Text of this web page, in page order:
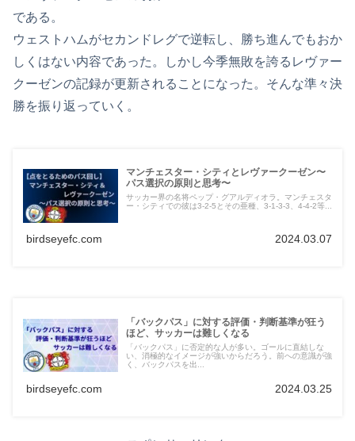
である。
ウェストハムがセカンドレグで逆転し、勝ち進んでもおか
しくはない内容であった。しかし今季無敗を誇るレヴァー
クーゼンの記録が更新されることになった。そんな準々決
勝を振り返っていく。
マンチェスター・シティとレヴァークーゼン〜
パス選択の原則と思考〜
サッカー界の名将ペップ・グアルディオラ。マンチェスタ
ー・シティでの彼は3-2-5とその亜種、3-1-3-3、4-4-2等...
birdseyefc.com 2024.03.07
「バックパス」に対する評価・判断基準が狂う
ほど、サッカーは難しくなる
「バックパス」に否定的な人が多い。ゴールに直結しな
い、消極的なイメージが強いからだろう。前への意識が強
く、バックパスを出...
birdseyefc.com 2024.03.25